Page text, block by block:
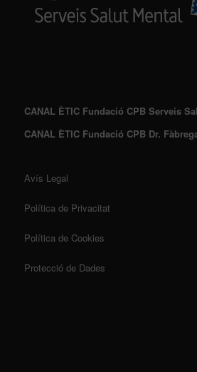
CANAL ÈTIC Fundació CPB Serveis
CANAL ÈTIC Fundació CPB Dr.
Avís Legal
Política de Privacitat
Política de Cookies
Protecció de Dades